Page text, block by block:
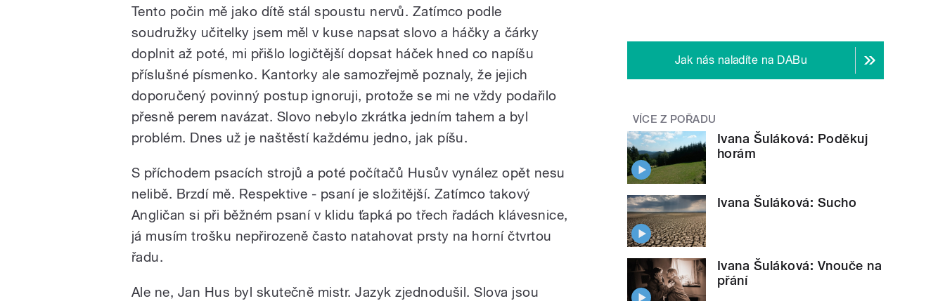
pause
Tento počin mě jako dítě stál spoustu nervů. Zatímco podle
soudružky učitelky jsem měl v kuse napsat slovo a háčky a čárky
doplnit až poté, mi přišlo logičtější dopsat háček hned co napíšu
příslušné písmenko. Kantorky ale samozřejmě poznaly, že jejich
doporučený povinný postup ignoruji, protože se mi ne vždy podařilo
přesně perem navázat. Slovo nebylo zkrátka jedním tahem a byl
problém. Dnes už je naštěstí každému jedno, jak píšu.
S příchodem psacích strojů a poté počítačů Husův vynález opět nesu
nelibě. Brzdí mě. Respektive - psaní je složitější. Zatímco takový
Angličan si při běžném psaní v klidu ťapká po třech řadách klávesnice,
já musím trošku nepřirozeně často natahovat prsty na horní čtvrtou
řadu.
Ale ne, Jan Hus byl skutečně mistr. Jazyk zjednodušil. Slova jsou
Jak nás naladíte na DABu
VÍCE Z POŘADU
Ivana Šuláková: Poděkuj
horám
Ivana Šuláková: Sucho
Ivana Šuláková: Vnouče na
přání